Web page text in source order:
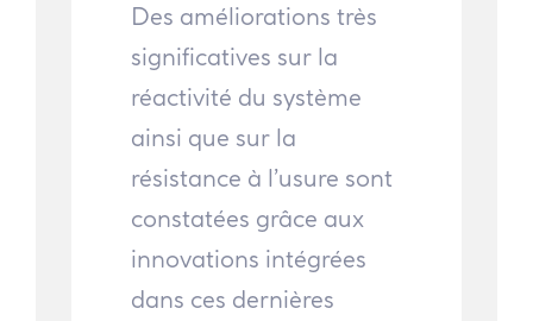
Des améliorations très
significatives sur la
réactivité du système
ainsi que sur la
résistance à l’usure sont
constatées grâce aux
innovations intégrées
dans ces dernières